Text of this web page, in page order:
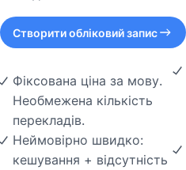
Створити обліковий запис
Фіксована ціна за мову.
Необмежена кількість
перекладів.
Неймовірно швидко:
кешування + відсутність